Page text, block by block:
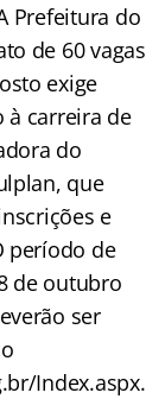
Prefeitura do
de 60 vagas
exige
à carreira de
do
que
e
período de
de outubro
ser
Index.aspx.